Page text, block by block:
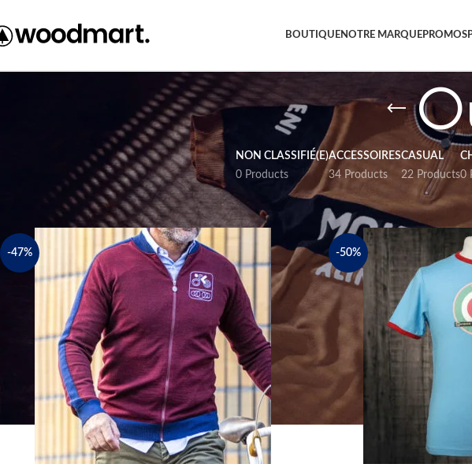
BOUTIQUENOTRE MARQUEPROMOS
NON CLASSIFIÉ(E)
0 Products
ACCESSOIRES
34 Products
CASUAL
22 Products0
-47% -50%